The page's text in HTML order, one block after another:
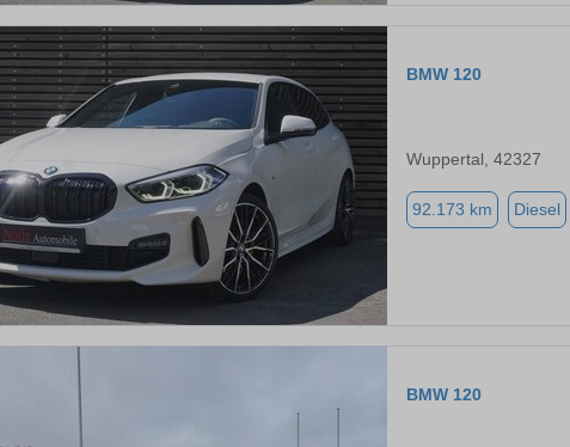
BMW 120
Wuppertal, 42327
92.173 km Diesel
BMW 120